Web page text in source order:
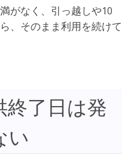
がなく、引っ越しや10
、そのまま利用を続けて
了日は発
い